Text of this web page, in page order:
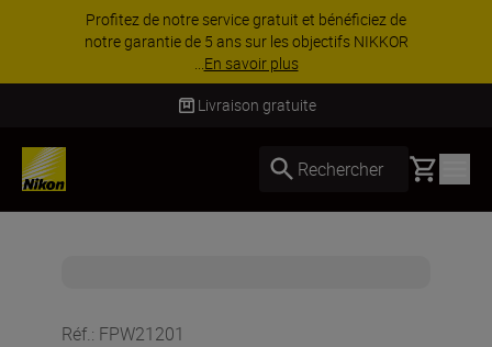
Profitez de notre service gratuit et bénéficiez de
notre garantie de 5 ans sur les objectifs NIKKOR
...En savoir plus
Livraison gratuite
Rechercher Basket
Réf.: FPW21201